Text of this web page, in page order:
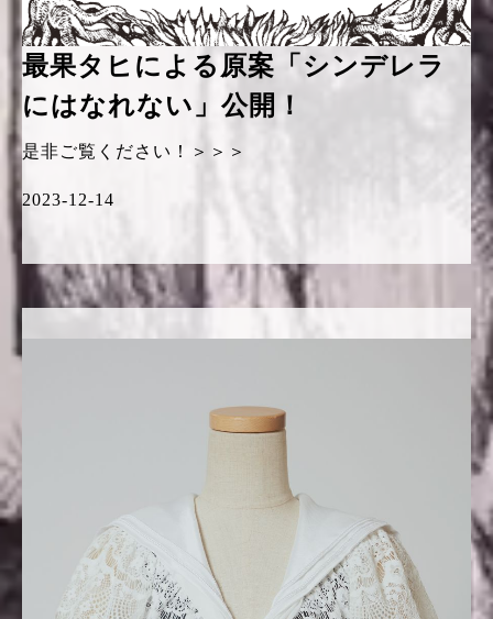
最果タヒによる原案「シンデレラ
にはなれない」公開！
是非ご覧ください！＞＞＞
2023-12-14